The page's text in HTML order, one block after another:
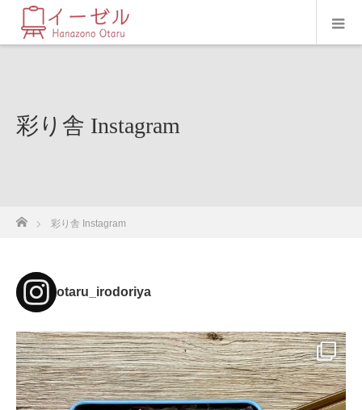
彩り舎 Instagram
ホーム
彩り舎 Instagram
otaru_irodoriya